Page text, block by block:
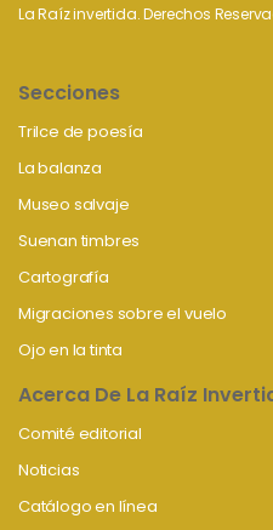
La Raíz invertida. Derechos
Secciones
Trilce de poesía
La balanza
Museo salvaje
Suenan timbres
Cartografía
Migraciones sobre el vuelo
Ojo en la tinta
Acerca De La Raíz
Comité editorial
Noticias
Catálogo en línea